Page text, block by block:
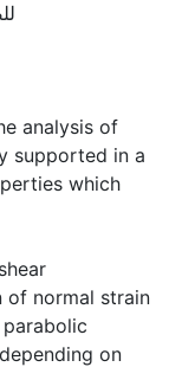
analysis of
supported in a
which
of normal strain
on